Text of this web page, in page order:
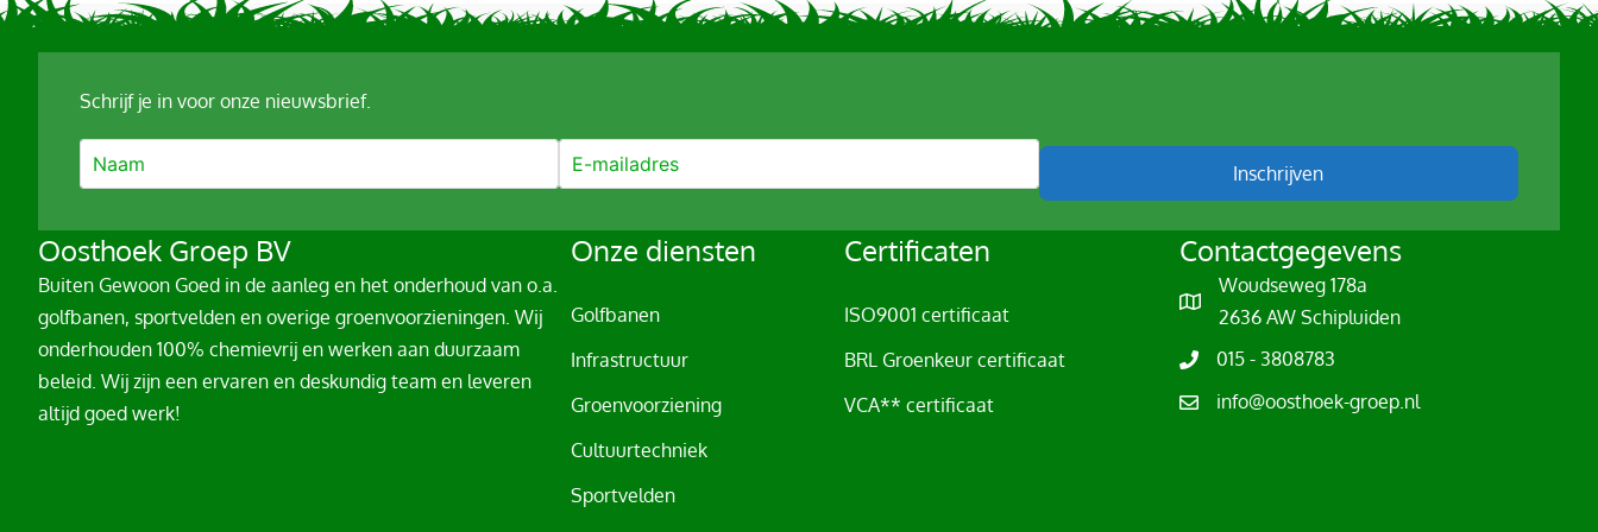
Schrijf je in voor onze nieuwsbrief.
Inschrijven
A
e
a
Oosthoek Groep BV
Buiten Gewoon Goed in de aanleg en het onderhoud van o.a.
golfbanen, sportvelden en overige groenvoorzieningen. Wij
onderhouden 100% chemievrij en werken aan duurzaam
beleid. Wij zijn een ervaren en deskundig team en leveren
altijd goed werk!
Onze diensten
Golfbanen
Infrastructuur
Groenvoorziening
Cultuurtechniek
Sportvelden
Certificaten
ISO9001 certificaat
BRL Groenkeur certificaat
VCA** certificaat
Contactgegevens
Woudseweg 178a
2636 AW Schipluiden
015 - 3808783
info@oosthoek-groep.nl